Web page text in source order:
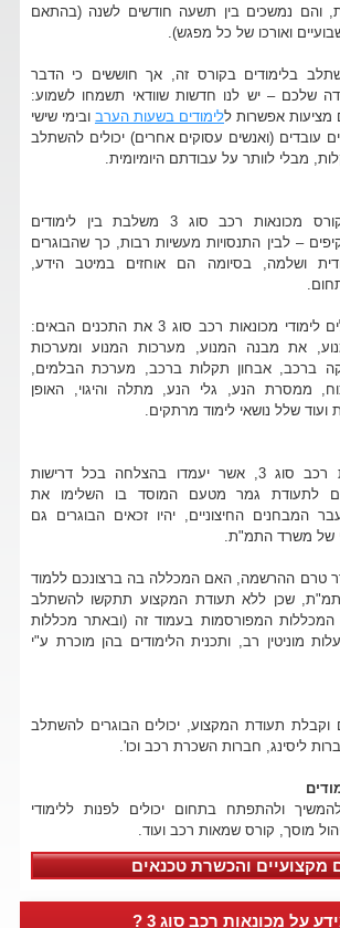
והם נמשכים בין תשעה חודשים לשנה (בהתאם
ואורכו של כל מפגש).
בלימודים בקורס זה, אך חוששים כי הדבר
שלכם – יש לנו חדשות שוודאי תשמחו לשמוע:
מציעות אפשרות ללימודים בשעות הערב ובימי שישי
עובדים (ואנשים עסוקים אחרים) יכולים להשתלב
מבלי לוותר על עבודתם היומיומית.
תכנית הלימודים בקורס מכונאות רכב סוג 3 משלבת בין לימודים
– לבין התנסויות מעשיות רבות, כך שהבוגרים
ושלמה, בסיומה הם אוחזים במיטב הידע,
לעיתים קרובות כוללים לימודי מכונאות רכב סוג 3 את התכנים הבאים:
את מבנה המנוע, מערכות המנוע ומערכות
ברכב, אבחון תקלות ברכב, מערכת הבלמים,
ממסרת הנע, גלי הנע, מתלה והיגוי, האופן
ועוד שלל נושאי לימוד מרתקים.
בוגרי קורס מכונאות רכב סוג 3, אשר יעמדו בהצלחה בכל דרישות
לתעודת גמר מטעם המוסד בו השלימו את
המבחנים החיצוניים, יהיו זכאים הבוגרים גם
של משרד התמ"ת.
טרם ההרשמה, האם המכללה בה ברצונכם ללמוד
שכן ללא תעודת המקצוע תתקשו להשתלב
המפורסמות בעמוד זה (ובאתר מכללות
מוניטין רב, ותכנית הלימודים בהן מוכרת ע"י
וקבלת תעודת המקצוע, יכולים הבוגרים להשתלב
ליסינג, חברות השכרת רכב וכו'.
להמשיך ולהתפתח בתחום יכולים לפנות ללימודי
מוסך, קורס שמאות רכב ועוד.
מקצועיים והכשרת טכנאים
על מכונאות רכב סוג 3 ?